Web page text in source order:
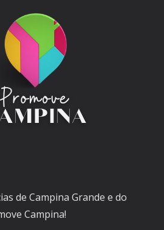
de Campina Grande e do
Campina!